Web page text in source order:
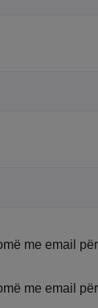
me email
me email